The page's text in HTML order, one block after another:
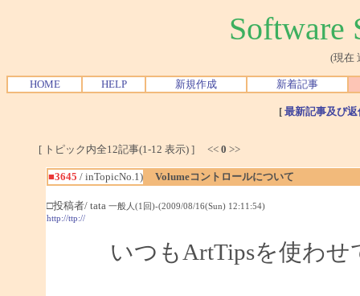
Software
(現在
HOME HELP 新規作成 新着記事
[ 最新記事及び
[ トピック内全12記事(1-12 表示) ] << 0 >>
■3645 / inTopicNo.1) Volumeコントロールについて
□投稿者/ tata 一般人(1回)-(2009/08/16(Sun) 12:11:54)
http://ttp://
いつもArtTipsを使わ